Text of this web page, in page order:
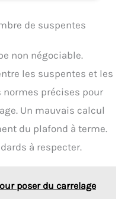
de suspentes
non négociable.
les suspentes et les
précises pour
Un mauvais calcul
du plafond à terme.
à respecter.
poser du carrelage